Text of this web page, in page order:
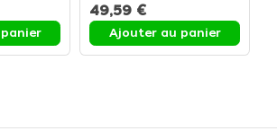
49,59 €
Ajouter au panier